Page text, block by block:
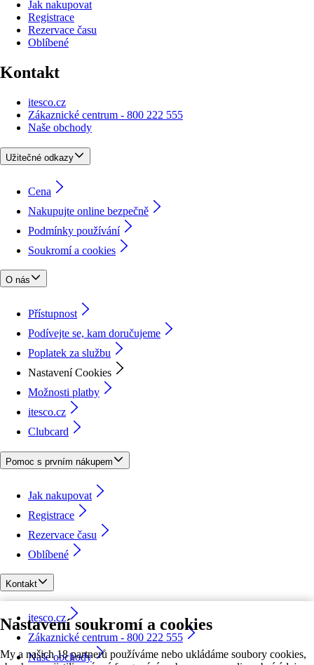
Nastavení soukromí a cookies
My a našich 18 partnerů používáme nebo ukládáme soubory cookies,
Jak nakupovat
Registrace
Rezervace času
Oblíbené
Kontakt
itesco.cz
Zákaznické centrum - 800 222 555
Naše obchody
Užitečné odkazy
Cena
Nakupujte online bezpečně
Podmínky používání
Soukromí a cookies
O nás
Přístupnost
Podívejte se, kam doručujeme
Poplatek za službu
Nastavení Cookies
Možnosti platby
itesco.cz
Clubcard
Pomoc s prvním nákupem
Jak nakupovat
Registrace
Rezervace času
Oblíbené
Kontakt
itesco.cz
Zákaznické centrum - 800 222 555
Naše obchody